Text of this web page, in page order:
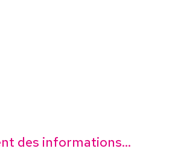
des informations...